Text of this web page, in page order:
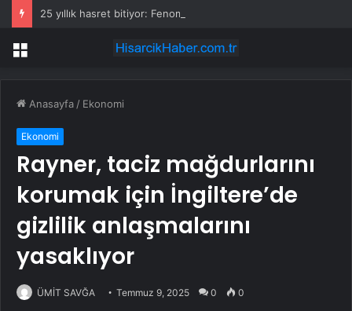
Menü
Anasayfa / Ekonomi
Ekonomi
Rayner, taciz mağdurlarını
korumak için İngiltere’de
gizlilik anlaşmalarını
yasaklıyor
ÜMİT SAVĞA Temmuz 9, 2025 0 0